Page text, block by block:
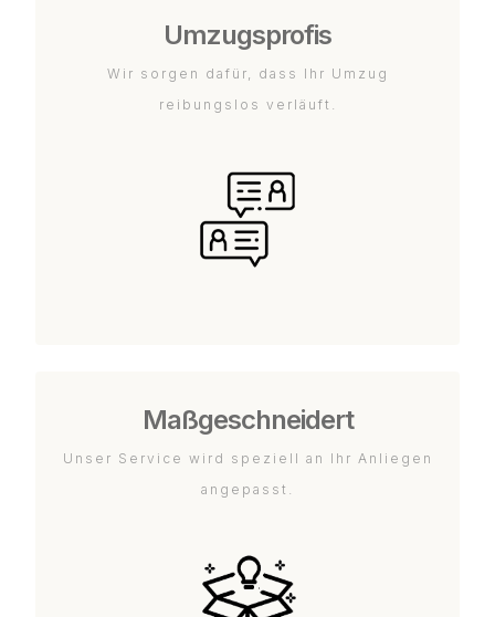
Umzugsprofis
Wir sorgen dafür, dass Ihr Umzug
reibungslos verläuft.
Maßgeschneidert
Unser Service wird speziell an Ihr Anliegen
angepasst.